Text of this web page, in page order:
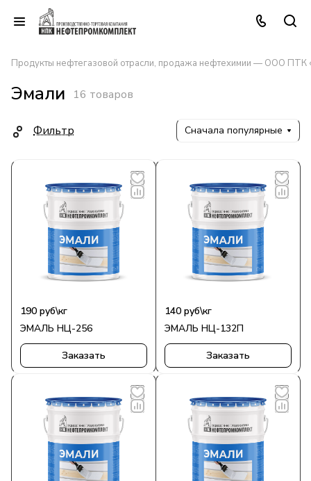
Продукты нефтегазовой отрасли, продажа нефтехимии — ООО ПТК
Эмали 16 товаров
Фильтр Сначала популярные
190 руб\кг
ЭМАЛЬ НЦ-256
Заказать
140 руб\кг
ЭМАЛЬ НЦ-132П
Заказать